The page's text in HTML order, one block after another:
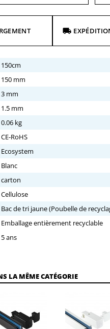
150cm
150 mm
3 mm
1.5 mm
0.06 kg
CE-RoHS
Ecosystem
Blanc
carton
Cellulose
Bac de tri jaune (Poubelle de
Emballage entièrement recyclable
5 ans
LA MÊME CATÉGORIE